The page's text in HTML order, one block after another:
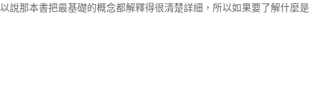
那本書把最基礎的概念都解釋得很清楚詳細，所以如果要了解什麼是